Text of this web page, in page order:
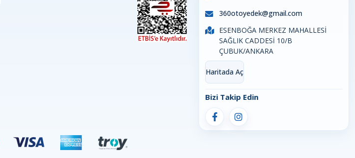
360otoyedek@gmail.com
ESENBOĞA MERKEZ MAHALLESİ
SAĞLIK CADDESİ 10/B
ÇUBUK/ANKARA
Haritada Aç
Bizi Takip Edin